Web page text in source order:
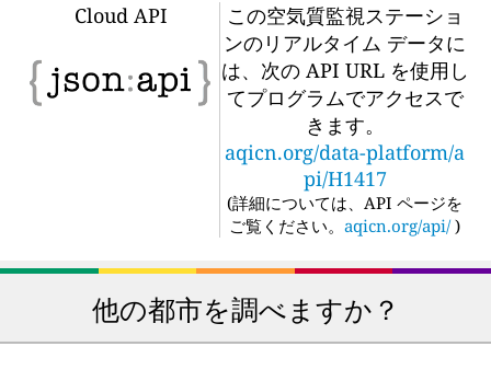
Cloud API
この空気質監視ステーショ
ンのリアルタイム データに
は、次の API URL を使用し
てプログラムでアクセスで
きます。
aqicn.org/data-platform/a
pi/H1417
(詳細については、API ページを
ご覧ください。 aqicn.org/api/ )
他の都市を調べますか？